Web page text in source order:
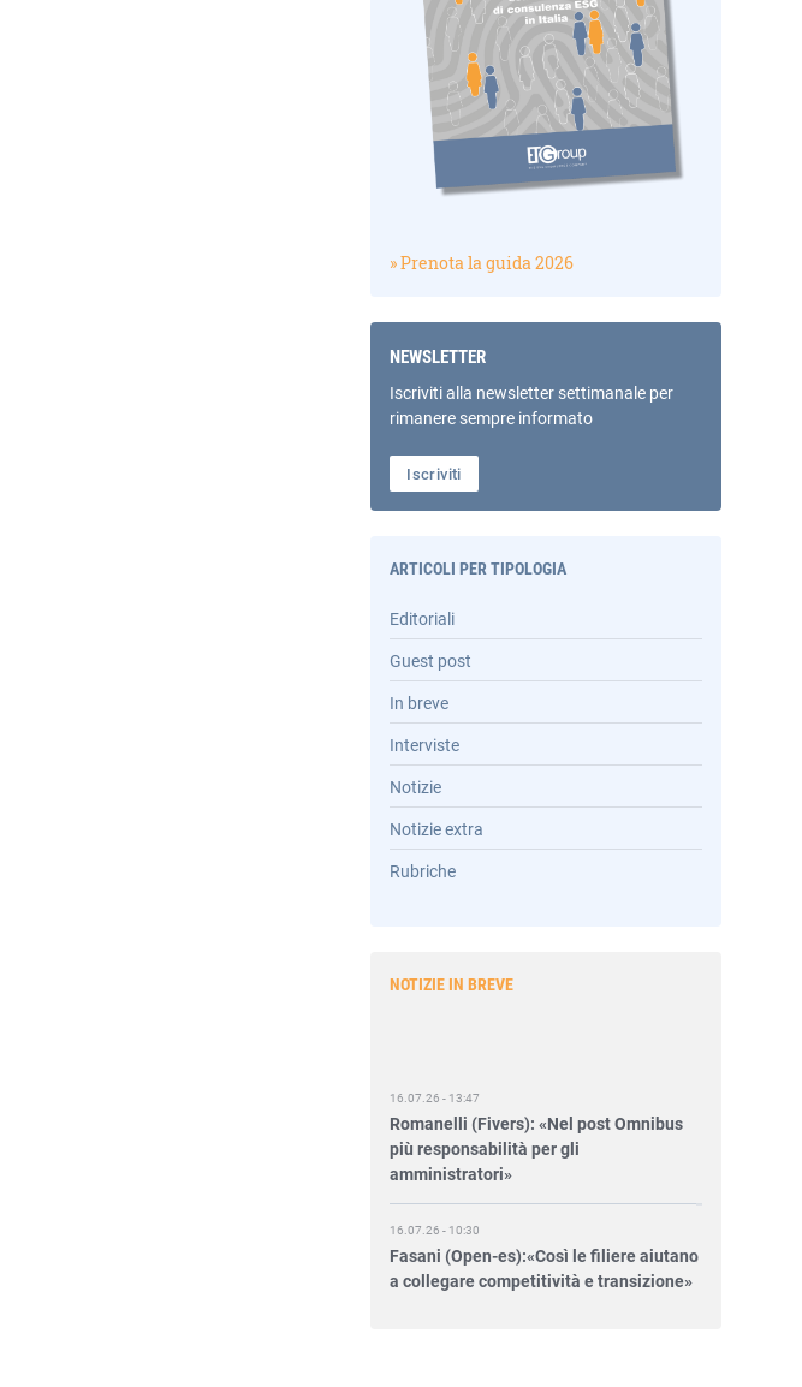
» Prenota la guida 2026
NEWSLETTER
Iscriviti alla newsletter settimanale per
rimanere sempre informato
Iscriviti
ARTICOLI PER TIPOLOGIA
Editoriali
Guest post
In breve
Interviste
Notizie
Notizie extra
Rubriche
NOTIZIE IN BREVE
Romanelli (Fivers): «Nel post Omnibus
più responsabilità per gli
amministratori»
Fasani (Open-es):«Così le filiere aiutano
a collegare competitività e transizione»